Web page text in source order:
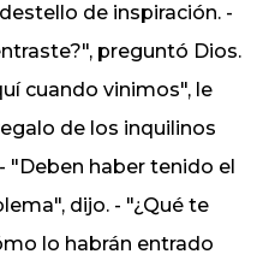
de inspiración. -
preguntó Dios.
cuando vinimos", le
de los inquilinos
"Deben haber tenido el
dijo. - "¿Qué te
lo habrán entrado